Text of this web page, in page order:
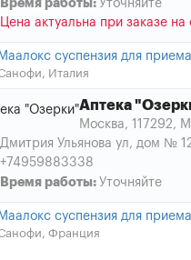
Время работы: Уточняйте
Цена актуальна при заказе на
Маалокс суспензия для
Италия
Аптека
Москва, 117292,
Дмитрия Ульянова ул, дом №
+74959883338
Время работы: Уточняйте
Маалокс суспензия для
Франция